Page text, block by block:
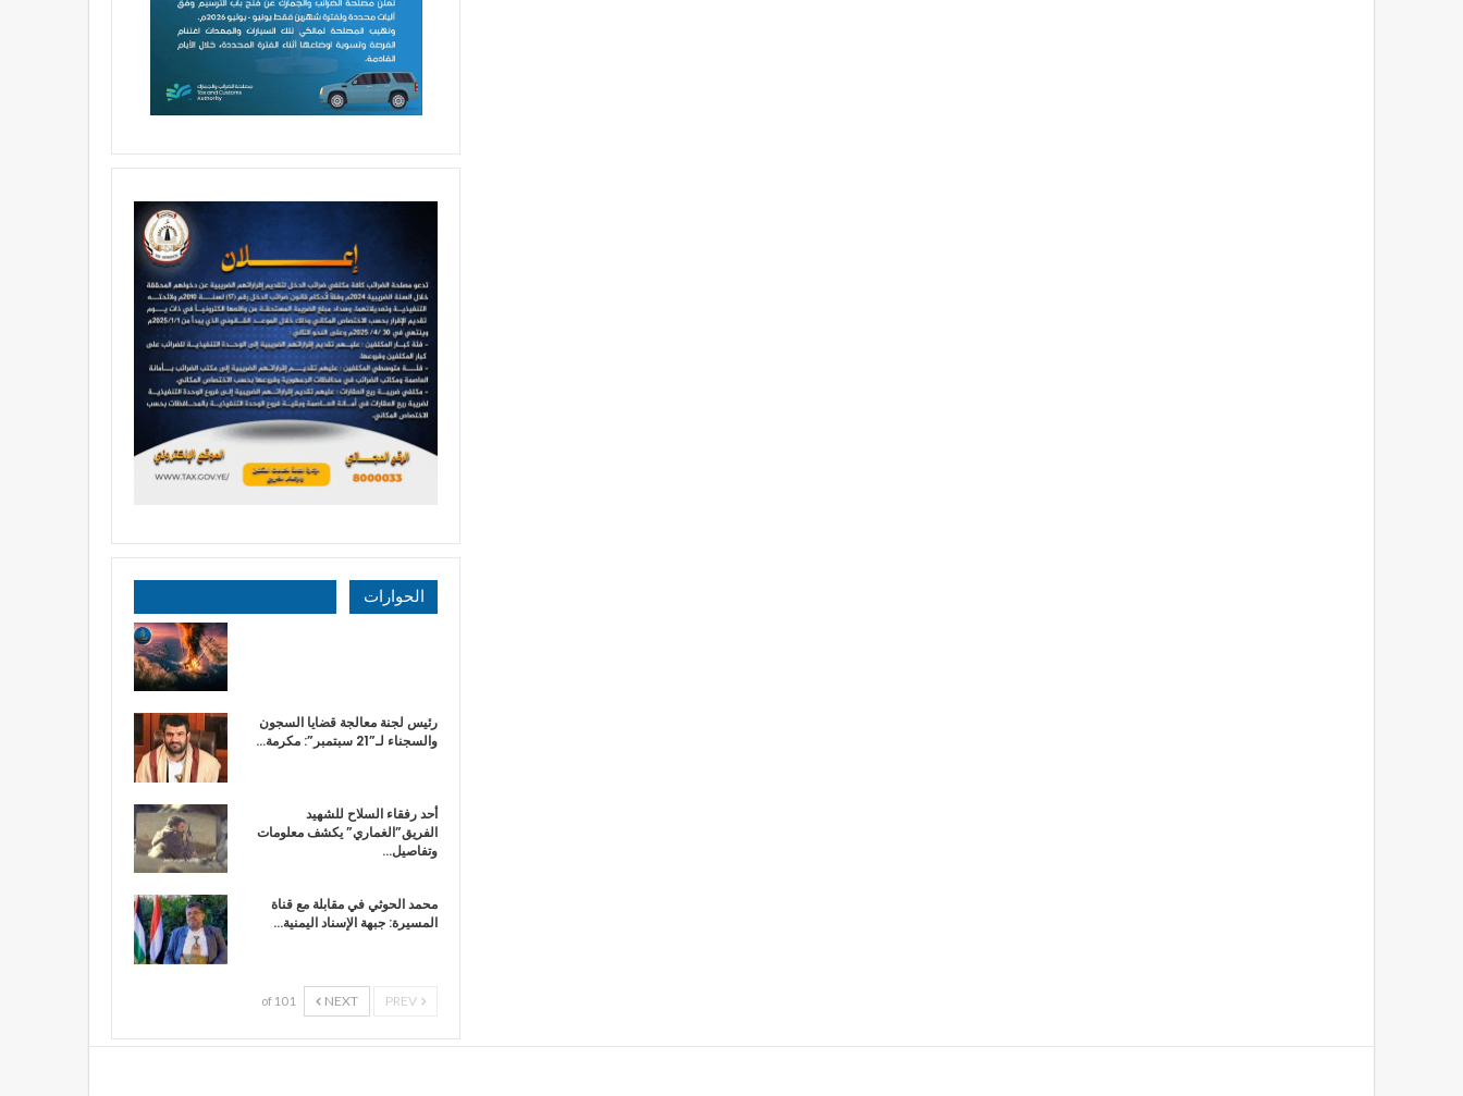
الحوارات
رئيس لجنة معالجة قضايا السجون
والسجناء لـ”21 سبتمبر”: مكرمة…
أحد رفقاء السلاح للشهيد
الفريق”الغماري” يكشف معلومات
وتفاصيل…
محمد الحوثي في مقابلة مع قناة
المسيرة: جبهة الإسناد اليمنية…
NEXT
1 of 10